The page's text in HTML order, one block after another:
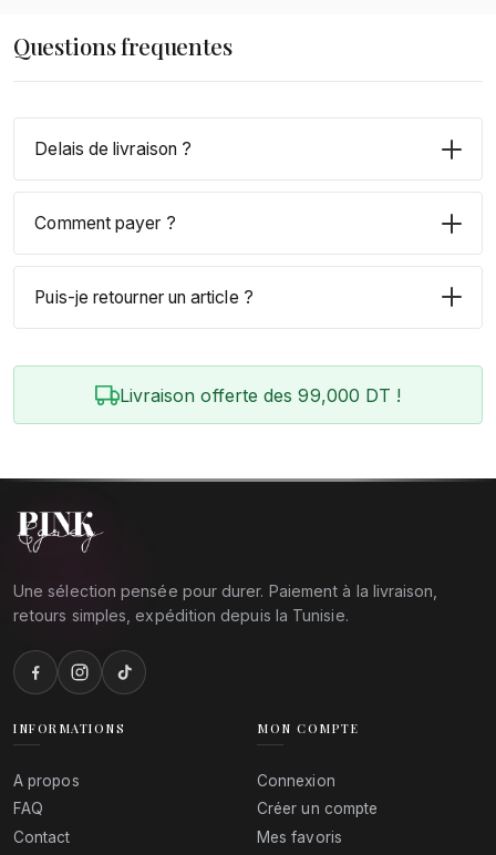
Questions frequentes
Delais de livraison ?
Comment payer ?
Puis-je retourner un article ?
Livraison offerte des 99,000 DT !
Une sélection pensée pour durer. Paiement à la livraison,
retours simples, expédition depuis la Tunisie.
INFORMATIONS
A propos
FAQ
Contact
MON COMPTE
Connexion
Créer un compte
Mes favoris